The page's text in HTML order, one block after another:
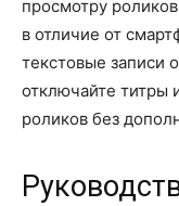
просмотру
в отличие от
текстовые записи
отключайте титры
роликов без